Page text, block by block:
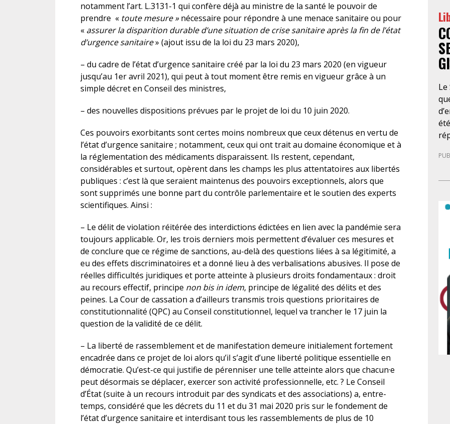
notamment l’art. L.3131-1 qui confère déjà au ministre de la santé le pouvoir de
prendre « toute mesure »nécessaire pour répondre à une menace sanitaire ou pour
« assurer la disparition durable d’une situation de crise sanitaire après la fin de l’état
d’urgence sanitaire» (ajout issu de la loi du 23 mars 2020),
– du cadre de l’état d’urgence sanitaire créé par la loi du 23 mars 2020 (en vigueur
jusqu’au 1er avril 2021), qui peut à tout moment être remis en vigueur grâce à un
simple décret en Conseil des ministres,
– des nouvelles dispositions prévues par le projet de loi du 10 juin 2020.
Ces pouvoirs exorbitants sont certes moins nombreux que ceux détenus en vertu de
l’état d’urgence sanitaire ; notamment, ceux qui ont trait au domaine économique et à
la réglementation des médicaments disparaissent. Ils restent, cependant,
considérables et surtout, opèrent dans les champs les plus attentatoires aux libertés
publiques : c’est là que seraient maintenus des pouvoirs exceptionnels, alors que
sont supprimés une bonne part du contrôle parlementaire et le soutien des experts
scientifiques. Ainsi :
– Le délit de violation réitérée des interdictions édictées en lien avec la pandémie sera
toujours applicable. Or, les trois derniers mois permettent d’évaluer ces mesures et
de conclure que ce régime de sanctions, au-delà des questions liées à sa légitimité, a
eu des effets discriminatoires et a donné lieu à des verbalisations abusives. Il pose de
réelles difficultés juridiques et porte atteinte à plusieurs droits fondamentaux : droit
au recours effectif, principe non bis in idem, principe de légalité des délits et des
peines. La Cour de cassation a d’ailleurs transmis trois questions prioritaires de
constitutionnalité (QPC) au Conseil constitutionnel, lequel va trancher le 17 juin la
question de la validité de ce délit.
– La liberté de rassemblement et de manifestation demeure initialement fortement
encadrée dans ce projet de loi alors qu’il s’agit d’une liberté politique essentielle en
démocratie. Qu’est-ce qui justifie de pérenniser une telle atteinte alors que chacun·e
peut désormais se déplacer, exercer son activité professionnelle, etc. ? Le Conseil
d’État (suite à un recours introduit par des syndicats et des associations) a, entre-
temps, considéré que les décrets du 11 et du 31 mai 2020 pris sur le fondement de
l’état d’urgence sanitaire et interdisant tous les rassemblements de plus de 10
ni